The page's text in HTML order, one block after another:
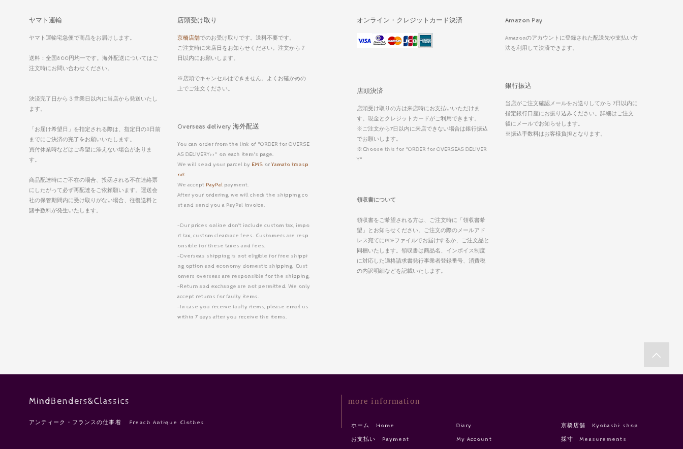
ヤマト運輸
ヤマト運輸宅急便で商品をお届けします。
送料：全国800円均一です。海外配送についてはご
注文時にお問い合わせください。
決済完了日から３営業日以内に当店から発送いたし
ます。
「お届け希望日」を指定される際は、指定日の3日前
までにご決済の完了をお願いいたします。
買付休業時などはご希望に添えない場合がありま
す。
商品配達時にご不在の場合、投函される不在連絡票
にしたがって必ず再配達をご依頼願います。運送会
社の保管期間内に受け取りがない場合、往復送料と
諸手数料が発生いたします。
店頭受け取り
京橋店舗でのお受け取りです。送料不要です。
ご注文時に来店日をお知らせください。注文から７
日以内にお願いします。
※店頭でキャンセルはできません。よくお確かめの
上でご注文ください。
Overseas delivery 海外配送
You can order from the link of "ORDER for OVERSE
AS DELIVERY>>" on each item's page.
We will send your parcel by EMSorYamato transp
ort.
We accept PayPalpayment.
After your ordering, we will check the shipping co
st and send you a PayPal invoice.
-Our prices online don’t include custom tax, impo
rt tax, custom clearance fees. Customers are resp
onsible for these taxes and fees.
-Overseas shipping is not eligible for free shippi
ng option and economy domestic shipping. Cust
omers overseas are responsible for the shipping.
-Return and exchange are not permitted. We only
accept returns for faulty items.
-In case you receive faulty items, please email us
within 7 days after you receive the items.
オンライン・クレジットカード決済 Amazon Pay
Amazonのアカウントに登録された配送先や支払い方
法を利用して決済できます。
銀行振込
当店がご注文確認メールをお送りしてから 7日以内に
指定銀行口座にお振り込みください。詳細はご注文
後にメールでお知らせします。
※振込手数料はお客様負担となります。
店頭決済
店頭受け取りの方は来店時にお支払いいただけま
す。現金とクレジットカードがご利用できます。
※ご注文から7日以内に来店できない場合は銀行振込
でお願いします。
※Choose this for "ORDER for OVERSEAS DELIVER
Y"
領収書について
領収書をご希望される方は、ご注文時に「領収書希
望」とお知らせください。ご注文の際のメールアド
レス宛てにPDFファイルでお届けするか、ご注文品と
同梱いたします。領収書は商品名、インボイス制度
に対応した適格請求書発行事業者登録番号、消費税
の内訳明細などを記載いたします。
MindBenders&Classics
アンティーク・フランスの仕事着 French Antique Clothes
more information
ホーム Home
お支払い Payment
Diary
My Account
京橋店舗 Kyobashi shop
採寸 Measurements